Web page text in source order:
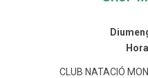
CLUB NATACIÓ